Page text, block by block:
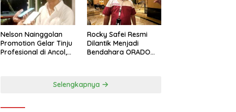
Nelson Nainggolan
Promotion Gelar Tinju
Profesional di Ancol,
Rocky Safei Resmi
Dilantik Menjadi
Bendahara ORADO
Selengkapnya